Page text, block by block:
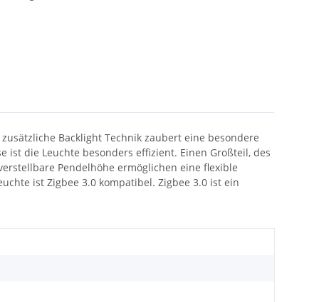
Backlight Technik zaubert eine besondere
die Leuchte besonders effizient. Einen Großteil, des
Pendelhöhe ermöglichen eine flexible
ist Zigbee 3.0 kompatibel. Zigbee 3.0 ist ein